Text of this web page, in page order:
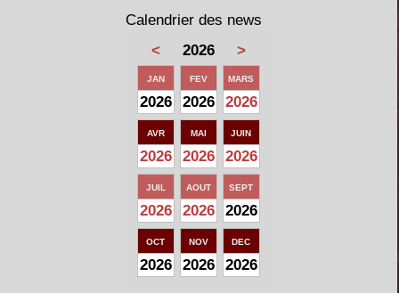
Calendrier des news
<
2026 >
JAN
2026
FEV
2026
MARS
2026
AVR
2026
MAI
2026
JUIN
2026
JUIL
2026
AOUT
2026
SEPT
2026
OCT
2026
NOV
2026
DEC
2026